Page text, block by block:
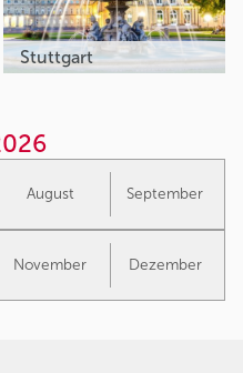
Stuttgart
August September
November Dezember